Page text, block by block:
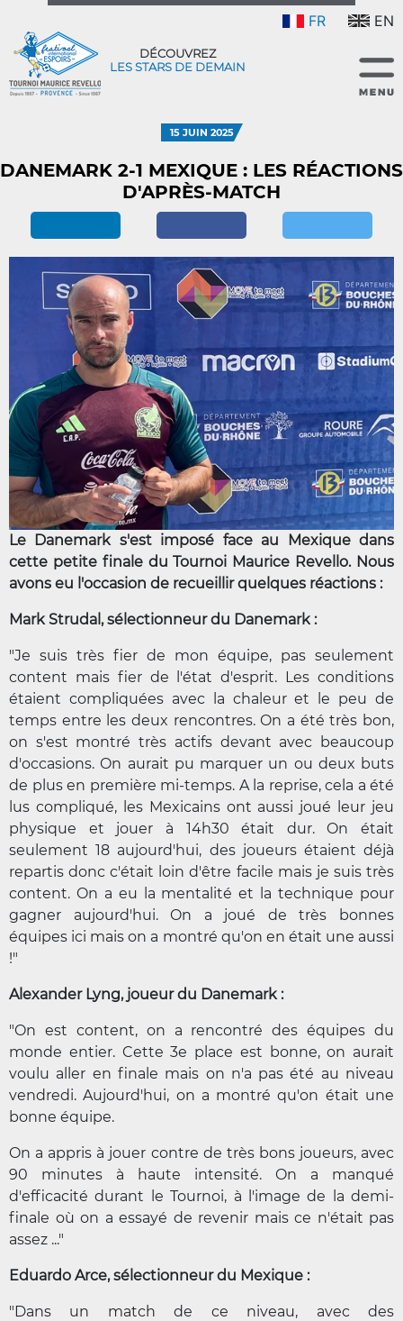
FR EN
DÉCOUVREZ
LES STARS DE DEMAIN
15 JUIN 2025
DANEMARK 2-1 MEXIQUE : LES RÉACTIONS
D'APRÈS-MATCH
Le Danemark s'est imposé face au Mexique dans
cette petite finale du Tournoi Maurice Revello. Nous
avons eu l'occasion de recueillir quelques réactions :
Mark Strudal, sélectionneur du Danemark :
"Je suis très fier de mon équipe, pas seulement
content mais fier de l'état d'esprit. Les conditions
étaient compliquées avec la chaleur et le peu de
temps entre les deux rencontres. On a été très bon,
on s'est montré très actifs devant avec beaucoup
d'occasions. On aurait pu marquer un ou deux buts
de plus en première mi-temps. A la reprise, cela a été
lus compliqué, les Mexicains ont aussi joué leur jeu
physique et jouer à 14h30 était dur. On était
seulement 18 aujourd'hui, des joueurs étaient déjà
repartis donc c'était loin d'être facile mais je suis très
content. On a eu la mentalité et la technique pour
gagner aujourd'hui. On a joué de très bonnes
équipes ici mais on a montré qu'on en était une aussi
!"
Alexander Lyng, joueur du Danemark :
"On est content, on a rencontré des équipes du
monde entier. Cette 3e place est bonne, on aurait
voulu aller en finale mais on n'a pas été au niveau
vendredi. Aujourd'hui, on a montré qu'on était une
bonne équipe.
On a appris à jouer contre de très bons joueurs, avec
90 minutes à haute intensité. On a manqué
d'efficacité durant le Tournoi, à l'image de la demi-
finale où on a essayé de revenir mais ce n'était pas
assez ..."
Eduardo Arce, sélectionneur du Mexique :
"Dans un match de ce niveau, avec des